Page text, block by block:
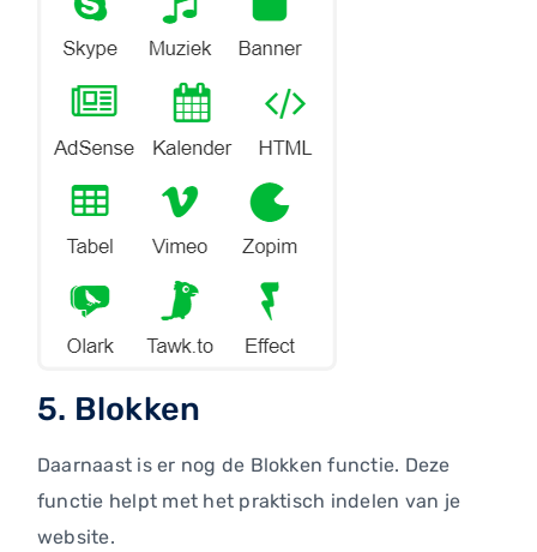
5. Blokken
Daarnaast is er nog de Blokken functie. Deze
functie helpt met het praktisch indelen van je
website.